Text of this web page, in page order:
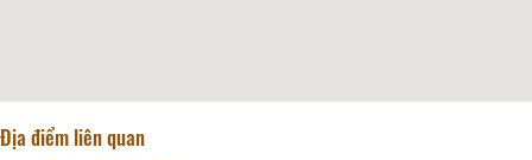
Địa điểm liên quan